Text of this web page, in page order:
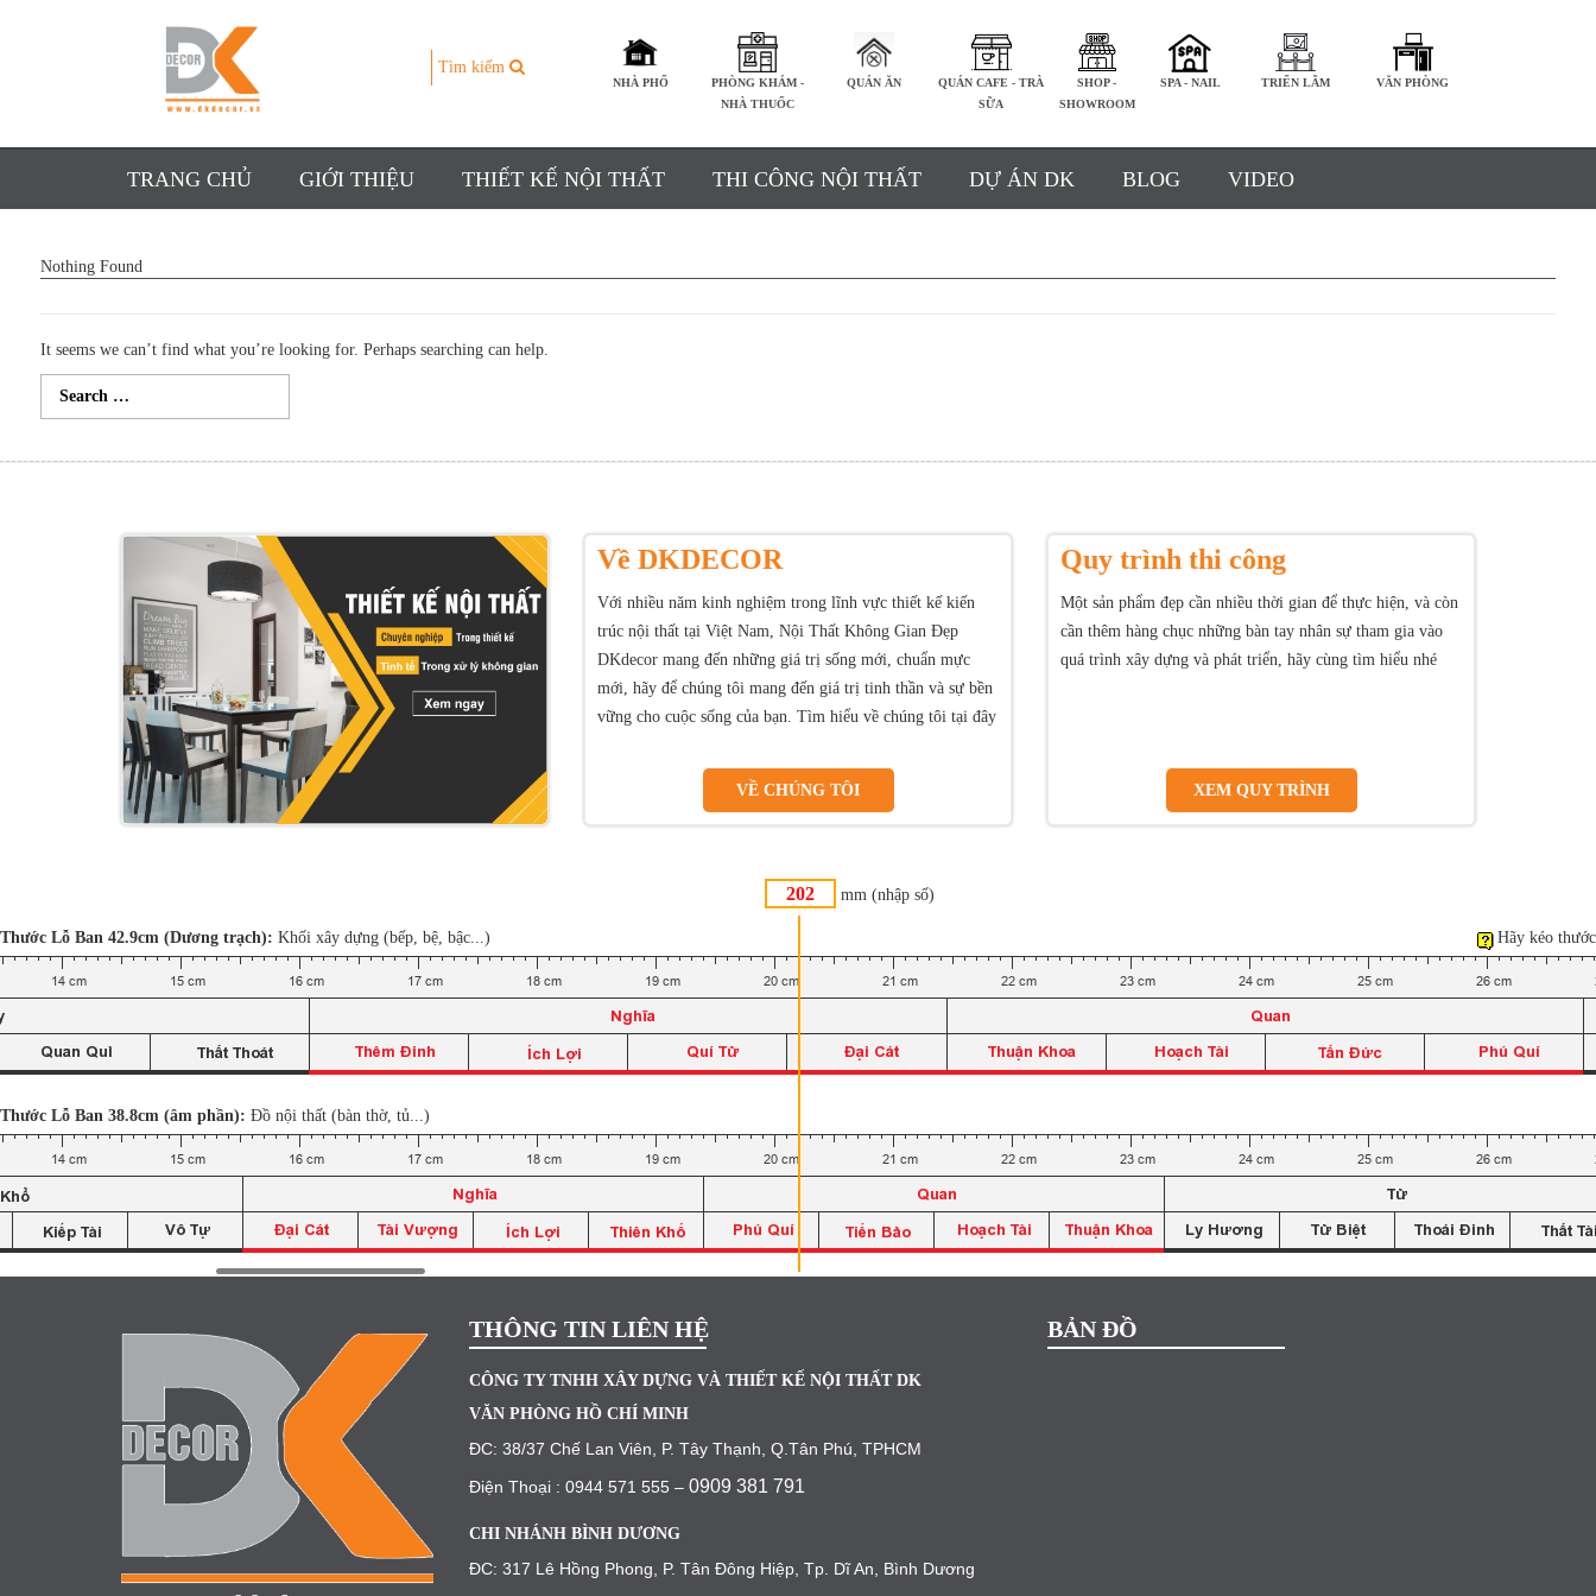
Tìm kiếm
NHÀ PHỐ
PHÒNG KHÁM -
NHÀ THUỐC
QUÁN ĂN
QUÁN CAFE - TRÀ
SỮA
SHOP -
SHOWROOM
SPA - NAIL TRIỂN LÃM VĂN PHÒNG
TRANG CHỦ GIỚI THIỆU THIẾT KẾ NỘI THẤT THI CÔNG NỘI THẤT DỰ ÁN DK BLOG VIDEO
Nothing Found
It seems we can’t find what you’re looking for. Perhaps searching can help.
Về DKDECOR
Với nhiều năm kinh nghiệm trong lĩnh vực thiết kế kiến
trúc nội thất tại Việt Nam, Nội Thất Không Gian Đẹp
DKdecor mang đến những giá trị sống mới, chuẩn mực
mới, hãy để chúng tôi mang đến giá trị tinh thần và sự bền
vững cho cuộc sống của bạn. Tìm hiểu về chúng tôi tại đây
VỀ CHÚNG TÔI
Quy trình thi công
Một sản phẩm đẹp cần nhiều thời gian để thực hiện, và còn
cần thêm hàng chục những bàn tay nhân sự tham gia vào
quá trình xây dựng và phát triển, hãy cùng tìm hiểu nhé
XEM QUY TRÌNH
mm (nhập số)
Hãy kéo thước
Thước Lỗ Ban 42.9cm (Dương trạch): Khối xây dựng (bếp, bệ, bậc...)
Thước Lỗ Ban 38.8cm (âm phần): Đồ nội thất (bàn thờ, tủ...)
THÔNG TIN LIÊN HỆ
CÔNG TY TNHH XÂY DỰNG VÀ THIẾT KẾ NỘI THẤT DK
VĂN PHÒNG HỒ CHÍ MINH
ĐC: 38/37 Chế Lan Viên, P. Tây Thạnh, Q.Tân Phú, TPHCM
Điện Thoại : 0944 571 555 – 0909 381 791
CHI NHÁNH BÌNH DƯƠNG
ĐC: 317 Lê Hồng Phong, P. Tân Đông Hiệp, Tp. Dĩ An, Bình Dương
BẢN ĐỒ